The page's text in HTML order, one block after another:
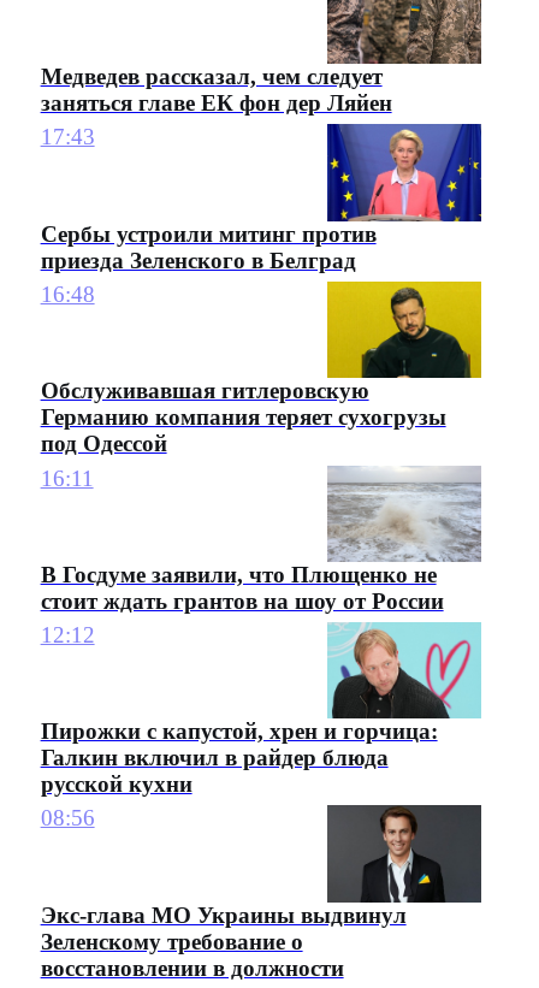
Медведев рассказал, чем следует
заняться главе ЕК фон дер Ляйен
17:43
Сербы устроили митинг против
приезда Зеленского в Белград
16:48
Обслуживавшая гитлеровскую
Германию компания теряет сухогрузы
под Одессой
16:11
В Госдуме заявили, что Плющенко не
стоит ждать грантов на шоу от России
12:12
Пирожки с капустой, хрен и горчица:
Галкин включил в райдер блюда
русской кухни
08:56
Экс-глава МО Украины выдвинул
Зеленскому требование о
восстановлении в должности